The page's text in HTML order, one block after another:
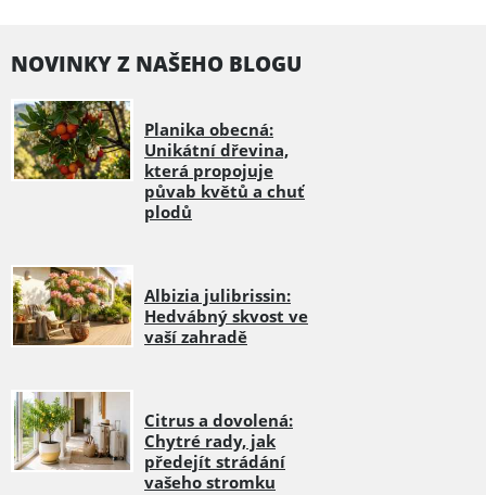
NOVINKY Z NAŠEHO BLOGU
Planika obecná:
Unikátní dřevina,
která propojuje
půvab květů a chuť
plodů
Albizia julibrissin:
Hedvábný skvost ve
vaší zahradě
Citrus a dovolená:
Chytré rady, jak
předejít strádání
vašeho stromku